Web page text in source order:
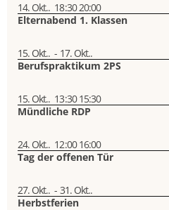
14. Okt.. 18:3020:00
Elternabend 1. Klassen
15. Okt.. - 17. Okt..
Berufspraktikum 2PS
15. Okt.. 13:3015:30
Mündliche RDP
24. Okt.. 12:0016:00
Tag der offenen Tür
27. Okt.. - 31. Okt..
Herbstferien